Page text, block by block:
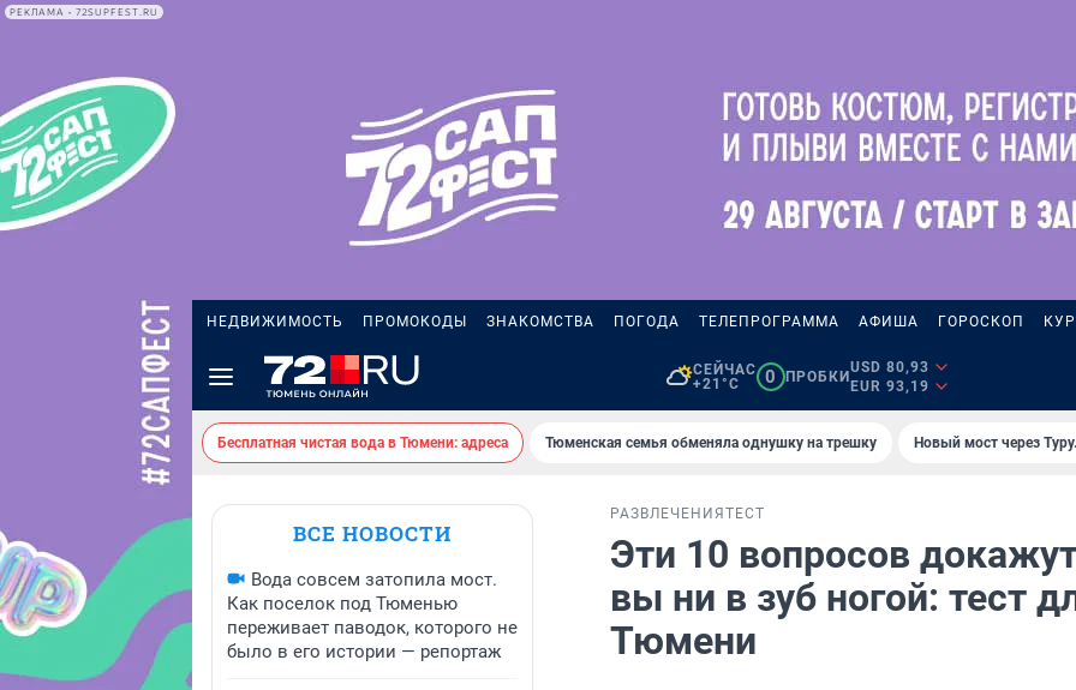
РЕКЛАМА • 72SUPFEST.RU
НЕДВИЖИМОСТЬ ПРОМОКОДЫ ЗНАКОМСТВА ПОГОДА ТЕЛЕПРОГРАММА АФИША ГОРОСКОП
СЕЙЧАС
+21°C
0 ПРОБКИ
USD 80,93
EUR 93,19
Бесплатная чистая вода в Тюмени: адреса Тюменская семья обменяла однушку на трешку Новый мост через
ВСЕ НОВОСТИ
Вода совсем затопила мост.
Как поселок под Тюменью
переживает паводок, которого не
было в его истории — репортаж
РАЗВЛЕЧЕНИЯ ТЕСТ
Эти 10 вопросов
вы ни в зуб ногой: тест
Тюмени